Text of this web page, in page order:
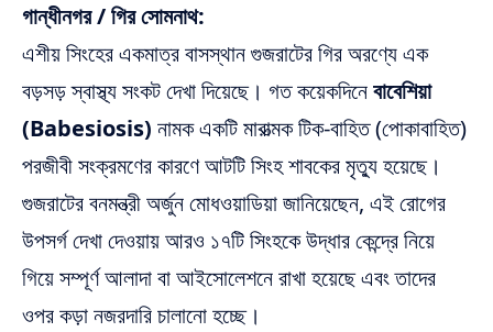
গান্ধীনগর / গির সোমনাথ:
এশীয় সিংহের একমাত্র বাসস্থান গুজরাটের গির অরণ্যে এক
বড়সড় স্বাস্থ্য সংকট দেখা দিয়েছে। গত কয়েকদিনেবাবেশিয়া
(Babesiosis) নামক একটি মারাত্মক টিক-বাহিত (পোকাবাহিত)
পরজীবী সংক্রমণের কারণে আটটি সিংহ শাবকের মৃত্যু হয়েছে।
গুজরাটের বনমন্ত্রী অর্জুন মোধওয়াডিয়া জানিয়েছেন, এই রোগের
উপসর্গ দেখা দেওয়ায় আরও ১৭টি সিংহকে উদ্ধার কেন্দ্রে নিয়ে
গিয়ে সম্পূর্ণ আলাদা বা আইসোলেশনে রাখা হয়েছে এবং তাদের
ওপর কড়া নজরদারি চালানো হচ্ছে।